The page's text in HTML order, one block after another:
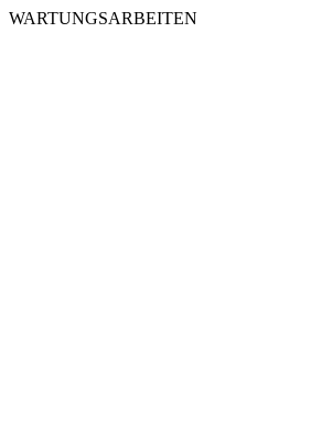
WARTUNGSARBEITEN